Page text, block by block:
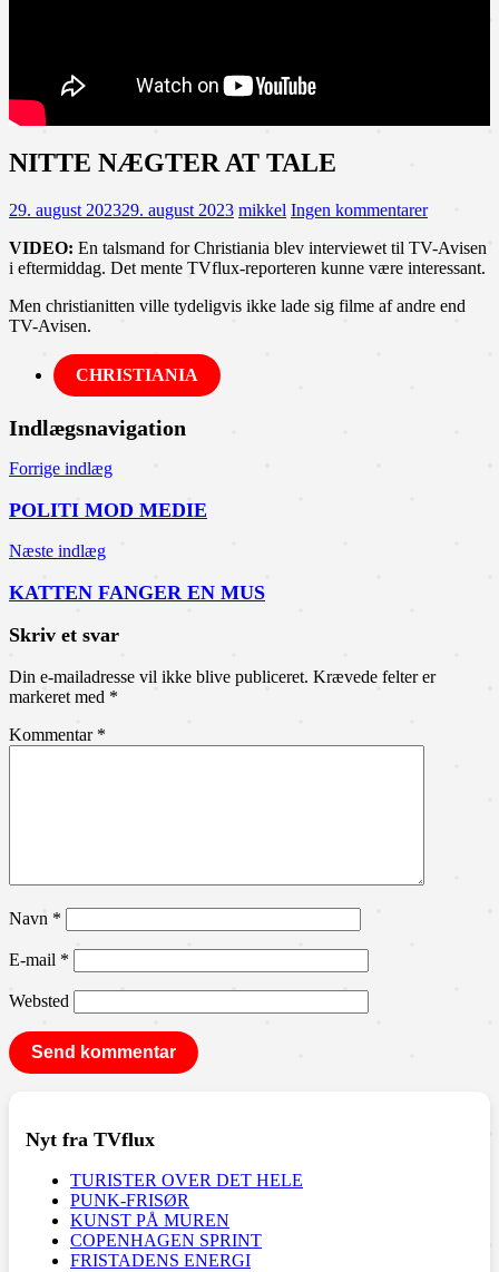
NITTE NÆGTER AT TALE
29. august 202329. august 2023 mikkel Ingen kommentarer
VIDEO: En talsmand for Christiania blev interviewet til TV-Avisen
i eftermiddag. Det mente TVflux-reporteren kunne være interessant.
Men christianitten ville tydeligvis ikke lade sig filme af andre end
TV-Avisen.
CHRISTIANIA
Indlægsnavigation
Forrige indlæg
POLITI MOD MEDIE
Næste indlæg
KATTEN FANGER EN MUS
Skriv et svar
Din e-mailadresse vil ikke blive publiceret. Krævede felter er
markeret med *
Kommentar *
Navn *
E-mail *
Websted
Nyt fra TVflux
TURISTER OVER DET HELE
PUNK-FRISØR
KUNST PÅ MUREN
COPENHAGEN SPRINT
FRISTADENS ENERGI